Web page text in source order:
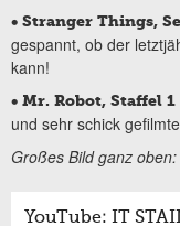
• Stranger Things,
gespannt, ob der
kann!
• Mr. Robot, Staffel 1
und sehr schick
Großes Bild ganz oben:
YouTube: IT